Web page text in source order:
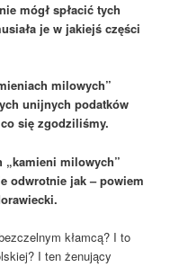
mógł spłacić tych
je w jakiejś części
milowych”
unijnych podatków
się zgodziliśmy.
„kamieni milowych”
odwrotnie jak – powiem
kłamcą? I to
I ten żenujący